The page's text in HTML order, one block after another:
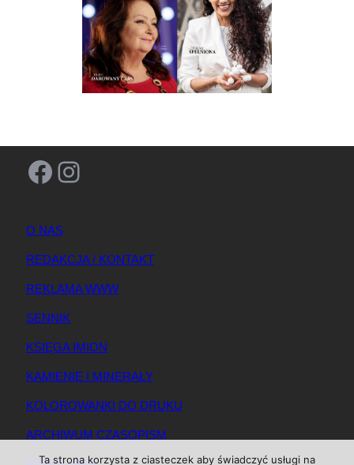
Facebook Instagram
O NAS
REDAKCJA / KONTAKT
REKLAMA WWW
SENNIK
KSIĘGA IMION
KAMIENIE I MINERAŁY
KOLOROWANKI DO DRUKU
ARCHIWUM CZASOPISM
Ta strona korzysta z ciasteczek aby świadczyć usługi na